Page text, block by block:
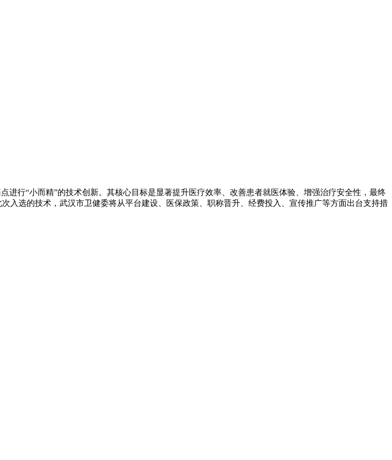
行“小而精”的技术创新。其核心目标是显著提升医疗效率、改善患者就医体验、增强治疗安全性，最终
入选的技术，武汉市卫健委将从平台建设、医保政策、职称晋升、经费投入、宣传推广等方面出台支持措